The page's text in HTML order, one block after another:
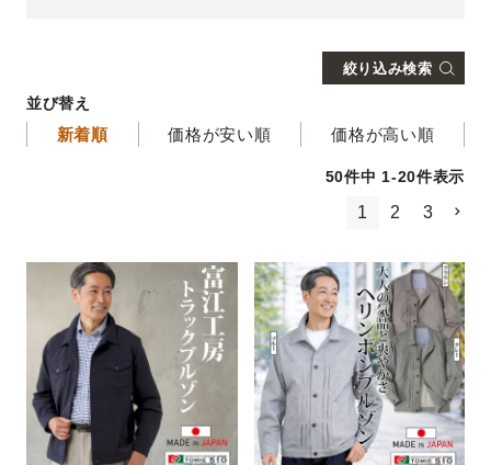
絞り込み検索
並び替え
価格が安い順 価格が高い順
新着順
50件中 1-20件表示
1 2 3